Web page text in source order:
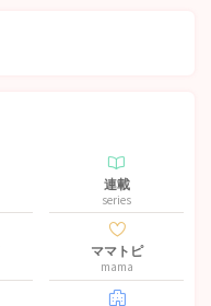
連載
series
ママトピ
mama